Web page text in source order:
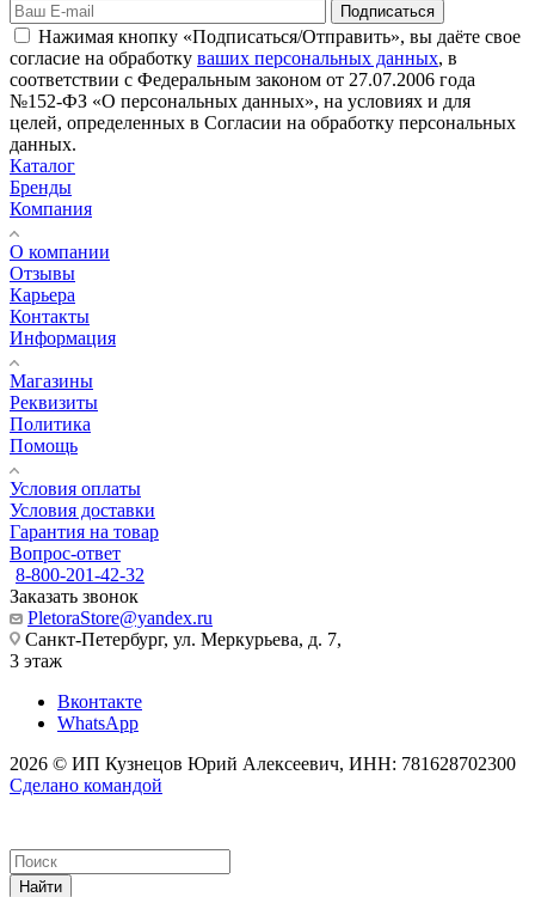
Подписаться
Нажимая кнопку «Подписаться/Отправить», вы даёте свое
согласие на обработку ваших персональных данных, в
соответствии с Федеральным законом от 27.07.2006 года
№152-ФЗ «О персональных данных», на условиях и для
целей, определенных в Согласии на обработку персональных
данных.
Каталог
Бренды
Компания
О компании
Отзывы
Карьера
Контакты
Информация
Магазины
Реквизиты
Политика
Помощь
Условия оплаты
Условия доставки
Гарантия на товар
Вопрос-ответ
8-800-201-42-32
Заказать звонок
PletoraStore@yandex.ru
Санкт-Петербург, ул. Меркурьева, д. 7,
3 этаж
Вконтакте
WhatsApp
2026 © ИП Кузнецов Юрий Алексеевич, ИНН: 781628702300
Сделано командой
Найти